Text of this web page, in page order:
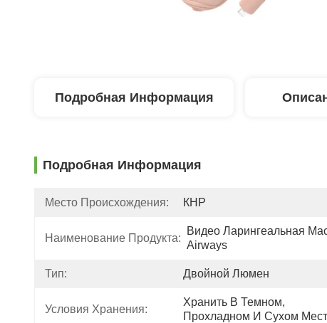
Подробная Информация
Подробная Информация
Место Происхождения: КНР
Наименование Продукта:
Видео Ларингеальная
Airways
Тип: Двойной Люмен
Условия Хранения:
Хранить В Темном,
Прохладном И Сухом